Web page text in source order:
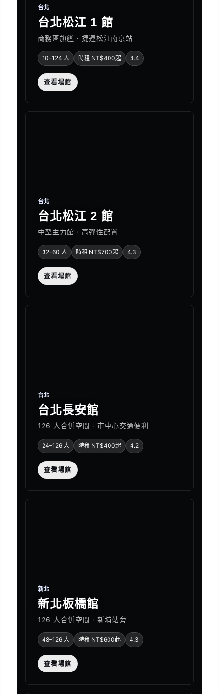
台北
台北松江 1 館
商務區旗艦 · 捷運松江南京站
10–124 人 時租 NT$400起 4.4
查看場館
台北
台北松江 2 館
中型主力館 · 高彈性配置
32–60 人 時租 NT$700起 4.3
查看場館
台北
台北長安館
126 人合併空間 · 市中心交通便利
24–126 人 時租 NT$400起 4.2
查看場館
新北
新北板橋館
126 人合併空間 · 新埔站旁
48–126 人 時租 NT$600起 4.3
查看場館